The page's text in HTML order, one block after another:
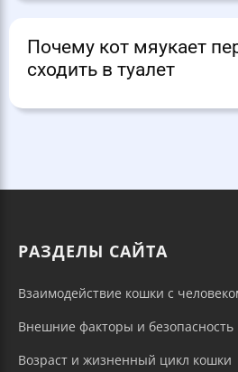
Почему кот мяукает
сходить в туалет
РАЗДЕЛЫ САЙТА
Взаимодействие кошки с
Внешние факторы и безопасность
Возраст и жизненный цикл кошки